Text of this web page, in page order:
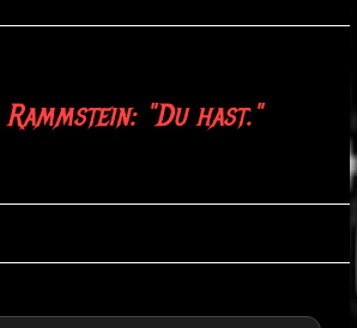
Rammstein: "Du hast."